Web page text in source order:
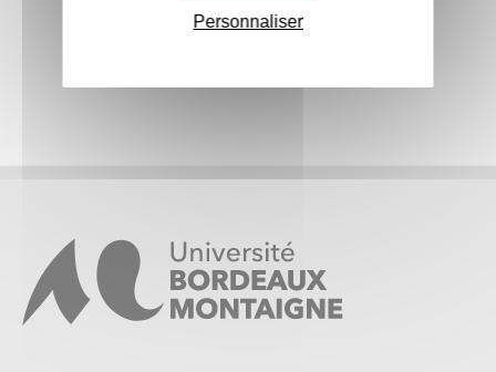
Personnaliser